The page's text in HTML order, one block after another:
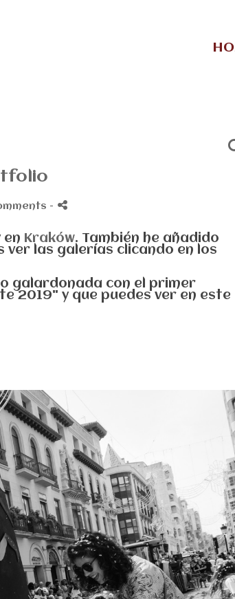
-
en Kraków. También he añadido
ver las galerías clicando en los
galardonada con el primer
2019" y que puedes ver en este